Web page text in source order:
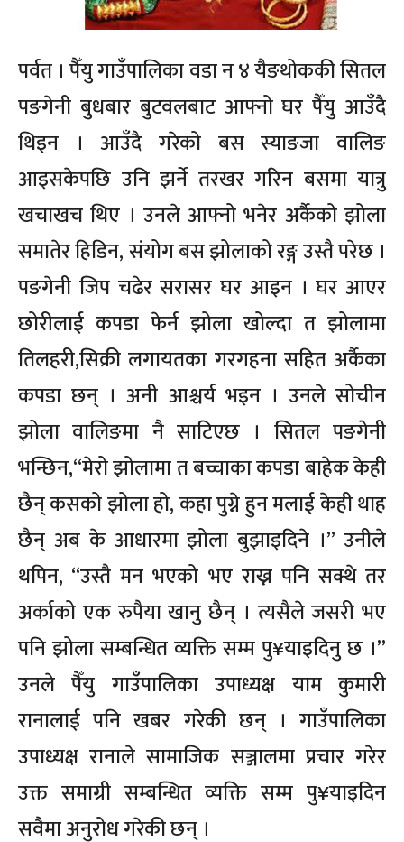
पर्वत । पैँयु गाउँपालिका वडा न ४ यैङथोककी सितल
पङगेनी बुधबार बुटवलबाट आफ्नो घर पैँयु आउँदै
थिइन । आउँदै गरेको बस स्याङजा वालिङ
आइसकेपछि उनि झर्ने तरखर गरिन बसमा यात्रु
खचाखच थिए । उनले आफ्नो भनेर अर्कैको झोला
समातेर हिडिन, संयोग बस झोलाको रङ्ग उस्तै परेछ ।
पङगेनी जिप चढेर सरासर घर आइन । घर आएर
छोरीलाई कपडा फेर्न झोला खोल्दा त झोलामा
तिलहरी,सिक्री लगायतका गरगहना सहित अर्कैका
कपडा छन् । अनी आश्चर्य भइन । उनले सोचीन
झोला वालिङमा नै साटिएछ । सितल पङगेनी
भन्छिन,“मेरो झोलामा त बच्चाका कपडा बाहेक केही
छैन् कसको झोला हो, कहा पुग्ने हुन मलाई केही थाह
छैन् अब के आधारमा झोला बुझाइदिने ।” उनीले
थपिन, “उस्तै मन भएको भए राख्न पनि सक्थे तर
अर्काको एक रुपैया खानु छैन् । त्यसैले जसरी भए
पनि झोला सम्बन्धित व्यक्ति सम्म पु¥याइदिनु छ ।”
उनले पैँयु गाउँपालिका उपाध्यक्ष याम कुमारी
रानालाई पनि खबर गरेकी छन् । गाउँपालिका
उपाध्यक्ष रानाले सामाजिक सञ्जालमा प्रचार गरेर
उक्त समाग्री सम्बन्धित व्यक्ति सम्म पु¥याइदिन
सवैमा अनुरोध गरेकी छन् ।